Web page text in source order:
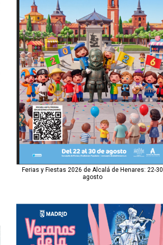
Ferias y Fiestas 2026 de Alcalá de Henares: 22-30
agosto